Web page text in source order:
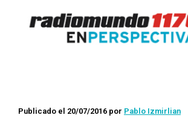
Publicado el 20/07/2016 por Pablo Izmirlian